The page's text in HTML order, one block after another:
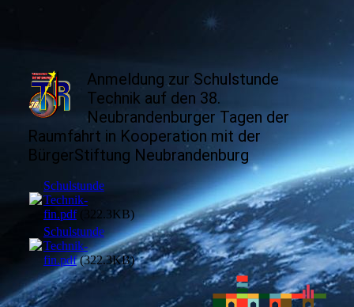
Anmeldung zur Schulstunde
Technik auf den 38.
Neubrandenburger Tagen der
Raumfahrt in Kooperation mit der
BürgerStiftung Neubrandenburg
Schulstunde
Technik-
fin.pdf(322.3KB)
Schulstunde
Technik-
fin.pdf(322.3KB)